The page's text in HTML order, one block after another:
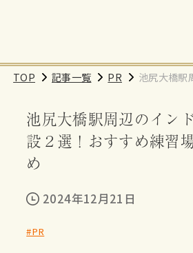
TOP 記事一覧 PR
池尻大橋駅
選！おすす
場、料金ま
池尻大橋駅周辺のイン
設２選！おすすめ練習
め
2024年12月21日
#PR